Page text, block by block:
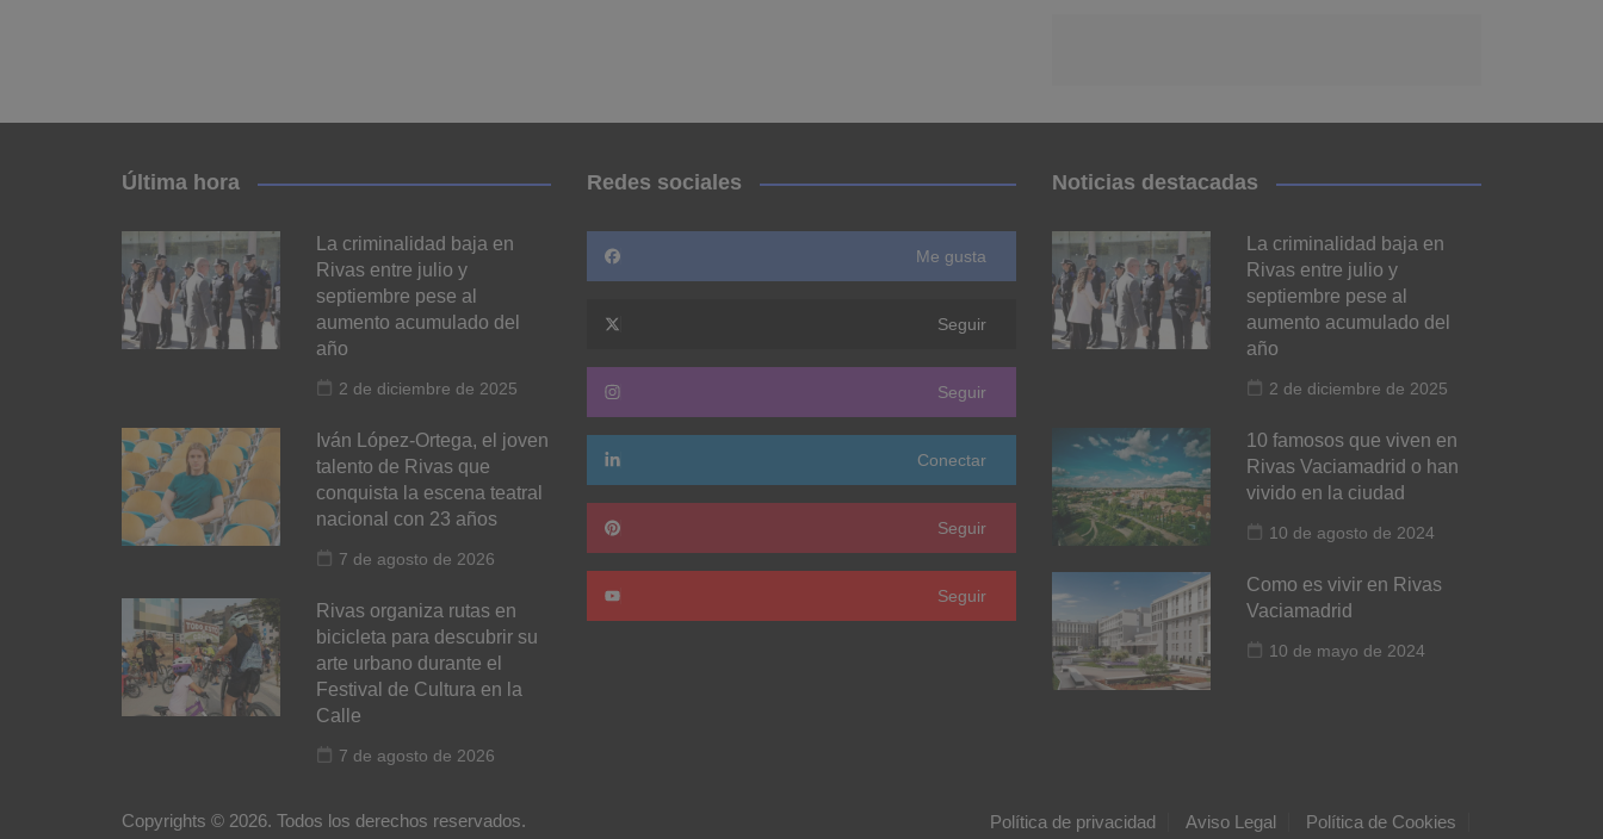
Última hora
La criminalidad baja en
Rivas entre julio y
septiembre pese al
aumento acumulado del
año
2 de diciembre de 2025
Iván López-Ortega, el joven
talento de Rivas que
conquista la escena teatral
nacional con 23 años
7 de agosto de 2026
Rivas organiza rutas en
bicicleta para descubrir su
arte urbano durante el
Festival de Cultura en la
Calle
7 de agosto de 2026
Redes sociales
Me gusta
Seguir
Seguir
Conectar
Seguir
Seguir
Noticias destacadas
La criminalidad baja en
Rivas entre julio y
septiembre pese al
aumento acumulado del
año
2 de diciembre de 2025
10 famosos que viven en
Rivas Vaciamadrid o han
vivido en la ciudad
10 de agosto de 2024
Como es vivir en Rivas
Vaciamadrid
10 de mayo de 2024
Copyrights © 2026. Todos los derechos reservados. Política de privacidad Aviso Legal Política de Cookies